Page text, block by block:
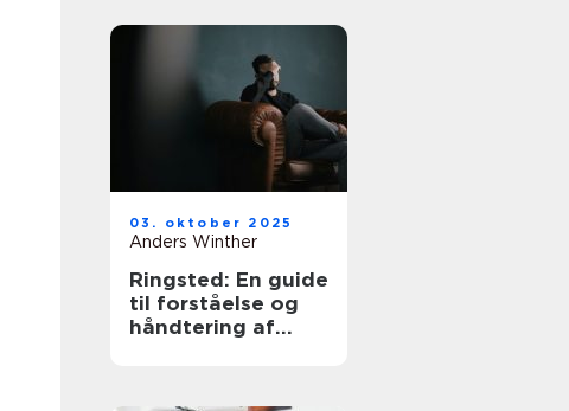
03. oktober 2025
Anders Winther
Ringsted: En guide
til forståelse og
håndtering af